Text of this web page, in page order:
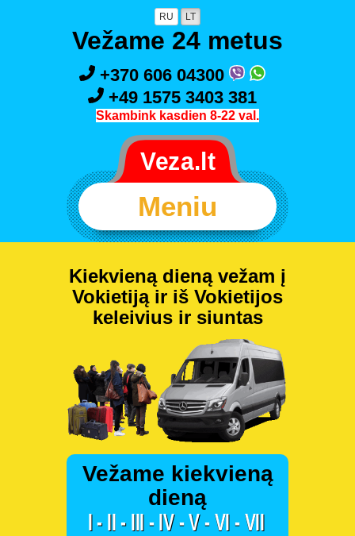
RU LT
Vežame 24 metus
+370 606 04300
+49 1575 3403 381
Skambink kasdien 8-22 val.
Meniu
Kiekvieną dieną vežam į
Vokietiją ir iš Vokietijos
keleivius ir siuntas
Vežame kiekvieną
dieną